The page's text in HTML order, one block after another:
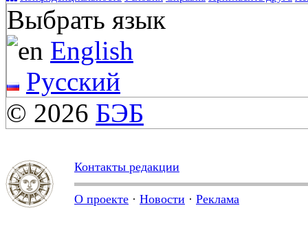
Выбрать язык
English
Русский
© 2026 БЭБ
Контакты редакции
О проекте · Новости · Реклама